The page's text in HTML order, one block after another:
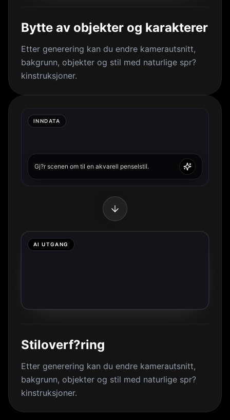
Bytte av objekter og karakterer
Etter generering kan du endre kamerautsnitt,
bakgrunn, objekter og stil med naturlige spr?
kinstruksjoner.
INNDATA
Gj?r scenen om til en akvarell penselstil.
AI UTGANG
Stiloverf?ring
Etter generering kan du endre kamerautsnitt,
bakgrunn, objekter og stil med naturlige spr?
kinstruksjoner.